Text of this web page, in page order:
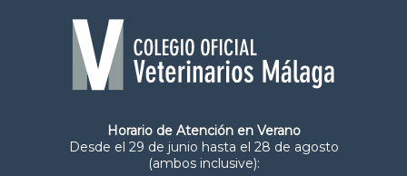
Horario de Atención en Verano
Desde el 29 de junio hasta el 28 de agosto
(ambos inclusive):